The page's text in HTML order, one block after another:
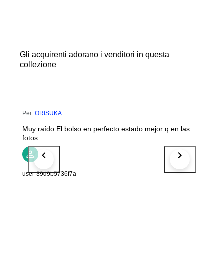
Gli acquirenti adorano i venditori in questa
collezione
Per ORISUKA
Muy raído El bolso en perfecto estado mejor q en las
fotos
user-39d9b5736f7a